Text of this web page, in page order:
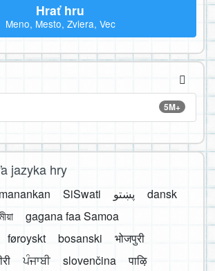
Hrať hru
Meno, Mesto, Zviera, Vec
5M+
jazyka hry
SiSwati پښتو
dansk
gagana faa Samoa
føroyskt bosanski
भोजपुरी
ਪੰਜਾਬੀ slovenčina
पाऴि